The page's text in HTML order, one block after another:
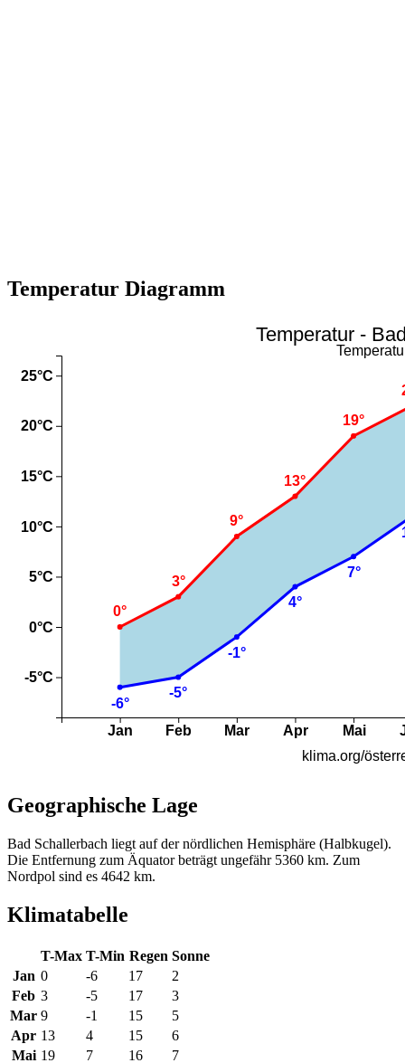
Temperatur Diagramm
Geographische Lage
Bad Schallerbach liegt auf der nördlichen Hemisphäre (Halbkugel).
Die Entfernung zum Äquator beträgt ungefähr 5360 km. Zum
Nordpol sind es 4642 km.
Klimatabelle
T-Max T-Min Regen Sonne
Jan 0 -6 17
2
Feb 3 -5 17
3
Mar 9 -1 15
5
Apr 13 4 15
6
Mai 19 7 16 7